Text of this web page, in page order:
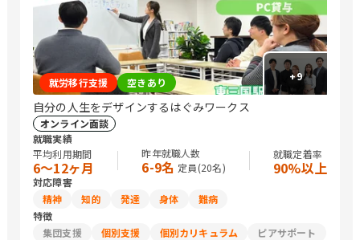
+9
就労移行支援 空きあり
自分の人生をデザインするはぐみワークス
オンライン面談
就職実績
平均利用期間
6〜12ヶ月
昨年就職人数
6-9名 定員(20名)
就職定着率
90%以上
対応障害
精神
知的 発達 身体
難病
特徴
集団支援
個別支援 個別カリキュラム
ピアサポート